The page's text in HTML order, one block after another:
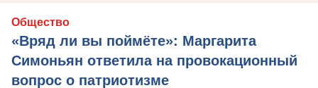
Общество
«Вряд ли вы поймёте»: Маргарита
Симоньян ответила на провокационный
вопрос о патриотизме